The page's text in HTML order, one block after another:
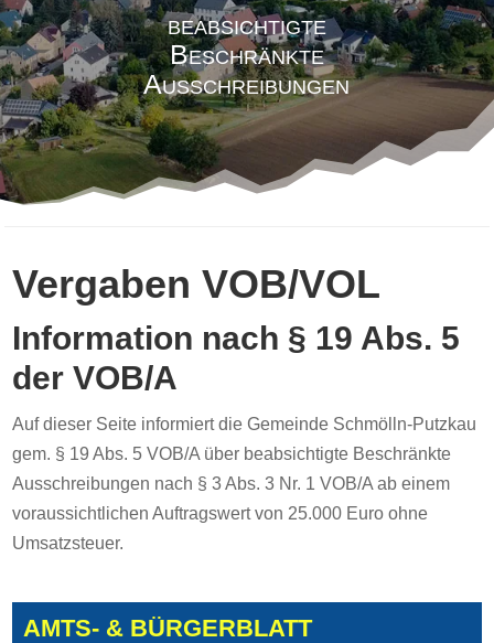
beabsichtigte
Beschränkte
Ausschreibungen
Vergaben VOB/VOL
Information nach § 19 Abs. 5
der VOB/A
Auf dieser Seite informiert die Gemeinde Schmölln-Putzkau
gem. § 19 Abs. 5 VOB/A über beabsichtigte Beschränkte
Ausschreibungen nach § 3 Abs. 3 Nr. 1 VOB/A ab einem
voraussichtlichen Auftragswert von 25.000 Euro ohne
Umsatzsteuer.
AMTS- & BÜRGERBLATT